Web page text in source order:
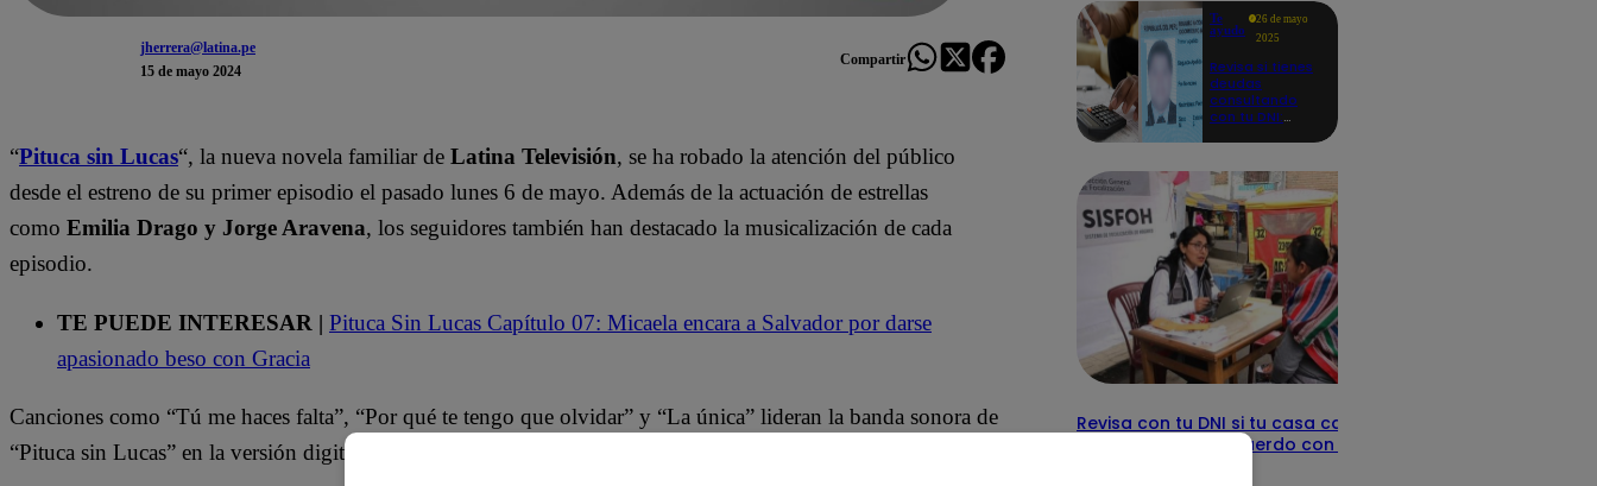
jherrera@latina.pe
15 de mayo 2024
Compartir
“Pituca sin Lucas“, la nueva novela familiar de Latina Televisión, se ha robado la atención del público
desde el estreno de su primer episodio el pasado lunes 6 de mayo. Además de la actuación de estrellas
como Emilia Drago y Jorge Aravena, los seguidores también han destacado la musicalización de cada
episodio.
TE PUEDE INTERESAR | Pituca Sin Lucas Capítulo 07: Micaela encara a Salvador por darse
apasionado beso con Gracia
Canciones como “Tú me haces falta”, “Por qué te tengo que olvidar” y “La única” lideran la banda sonora de
“Pituca sin Lucas” en la versión digital.
Te
ayudo
26 de mayo
2025
Revisa si tienes
deudas
consultando
con tu DNI:
detalles
Revisa con tu DNI si tu casa califica
como pobre, de acuerdo con el Sisfoh